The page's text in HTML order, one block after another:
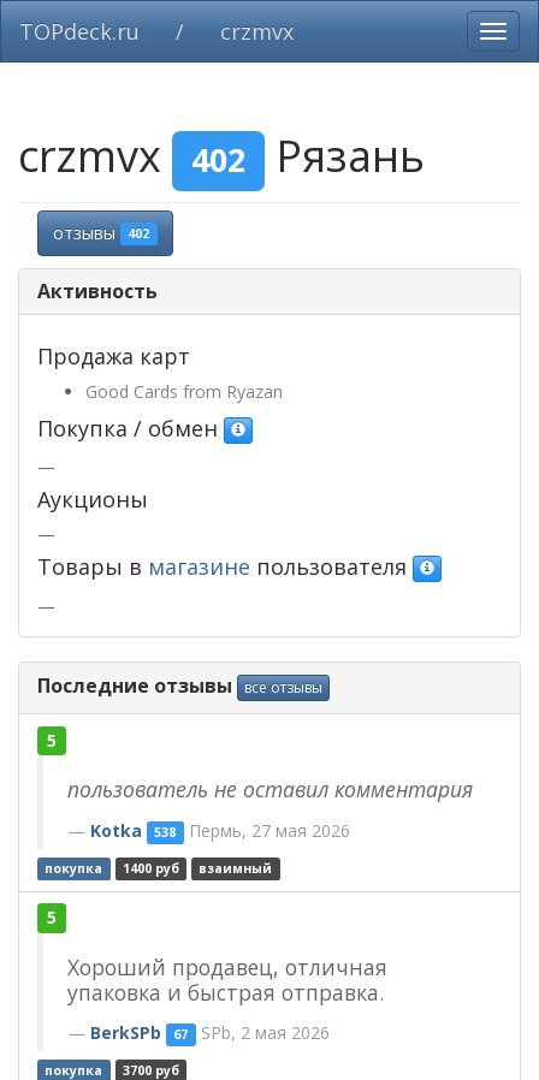
TOPdeck.ru / crzmvx
crzmvx 402 Рязань
отзывы 402
Активность
Продажа карт
Good Cards from Ryazan
Покупка / обмен
—
Аукционы
—
Товары в магазине пользователя
—
Последние отзывы все отзывы
5
пользователь не оставил комментария
Kotka 538 Пермь, 27 мая 2026
покупка 1400 руб взаимный
5
Хороший продавец, отличная
упаковка и быстрая отправка.
BerkSPb 67 SPb, 2 мая 2026
покупка 3700 руб